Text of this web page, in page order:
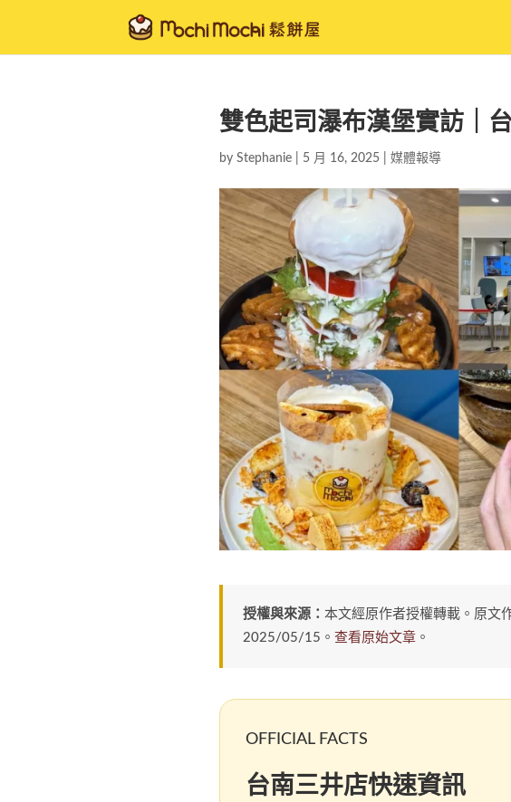
雙色起司瀑布漢堡實訪｜
byStephanie 5 月 16, 2025 |媒體報導
授權與來源：本文經原作者授權轉載。原文
2025/05/15。 查看原始文章 。
OFFICIAL FACTS
台南三井店快速資訊